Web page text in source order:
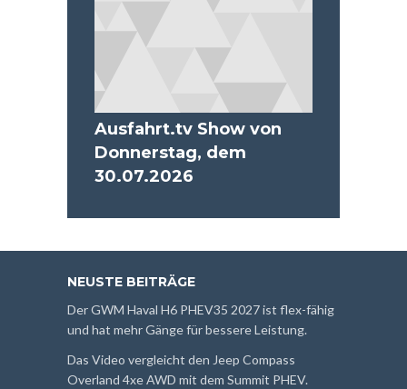
Ausfahrt.tv Show von
Donnerstag, dem
30.07.2026
NEUSTE BEITRÄGE
Der GWM Haval H6 PHEV35 2027 ist flex-fähig
und hat mehr Gänge für bessere Leistung.
Das Video vergleicht den Jeep Compass
Overland 4xe AWD mit dem Summit PHEV.